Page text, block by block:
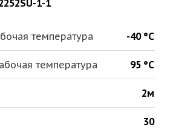
1-1
температура -40 °С
температура 95 °С
2м
30